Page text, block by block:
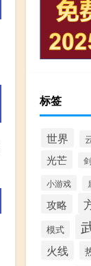
标签
世界
光芒
小游戏
攻略
模式
火线